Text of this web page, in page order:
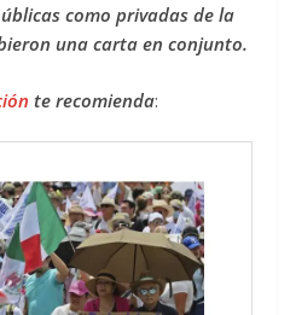
como privadas de la
una carta en conjunto.
te recomienda: